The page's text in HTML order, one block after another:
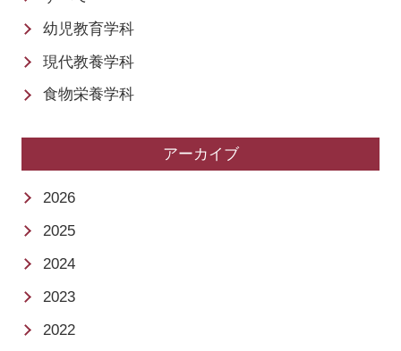
幼児教育学科
現代教養学科
食物栄養学科
アーカイブ
2026
2025
2024
2023
2022